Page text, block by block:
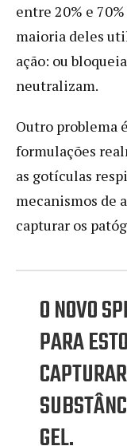
entre 20% e
maioria deles
ação: ou
neutralizam.
Outro problema
formulações
as gotículas
mecanismos de
capturar os
O NOVO
PARA